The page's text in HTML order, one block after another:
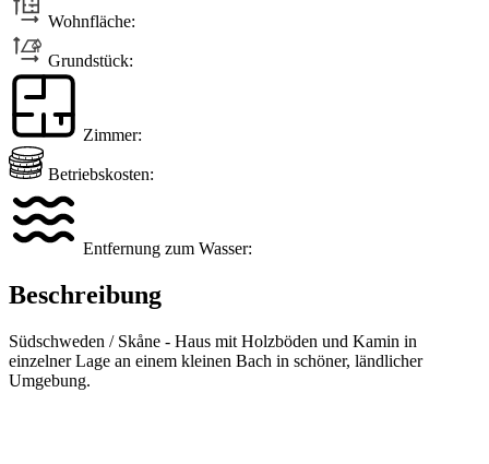
Wohnfläche:
Grundstück:
Zimmer:
Betriebskosten:
Entfernung zum Wasser:
Beschreibung
Südschweden / Skåne - Haus mit Holzböden und Kamin in
einzelner Lage an einem kleinen Bach in schöner, ländlicher
Umgebung.